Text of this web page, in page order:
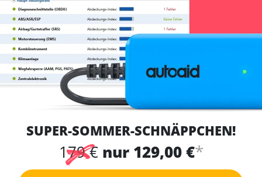
SUPER-SOMMER-SCHNÄPPCHEN!
179 € nur 129,00 €*